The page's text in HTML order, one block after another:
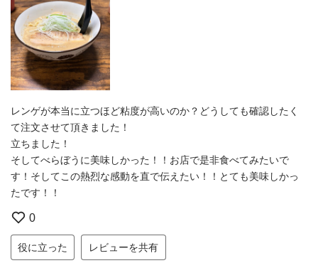
レンゲが本当に立つほど粘度が高いのか？どうしても確認したく
て注文させて頂きました！
立ちました！
そしてべらぼうに美味しかった！！お店で是非食べてみたいで
す！そしてこの熱烈な感動を直で伝えたい！！とても美味しかっ
たです！！
0
役に立った レビューを共有